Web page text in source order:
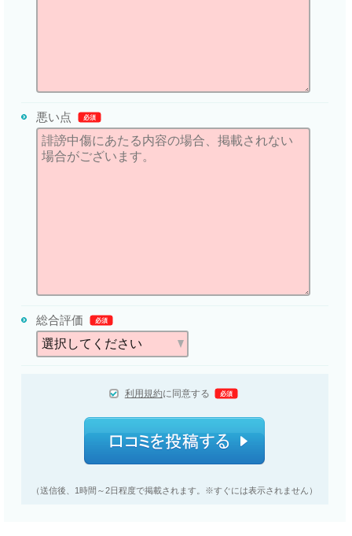
悪い点 必須
総合評価 必須
利用規約に同意する 必須
（送信後、1時間～2日程度で掲載されます。※すぐには表示されません）